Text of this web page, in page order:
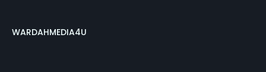
WARDAHMEDIA4U